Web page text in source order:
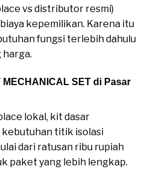
vs distributor resmi)
kepemilikan. Karena itu
fungsi terlebih dahulu
SET di Pasar
lokal, kit dasar
titik isolasi
dari ratusan ribu rupiah
paket yang lebih lengkap.